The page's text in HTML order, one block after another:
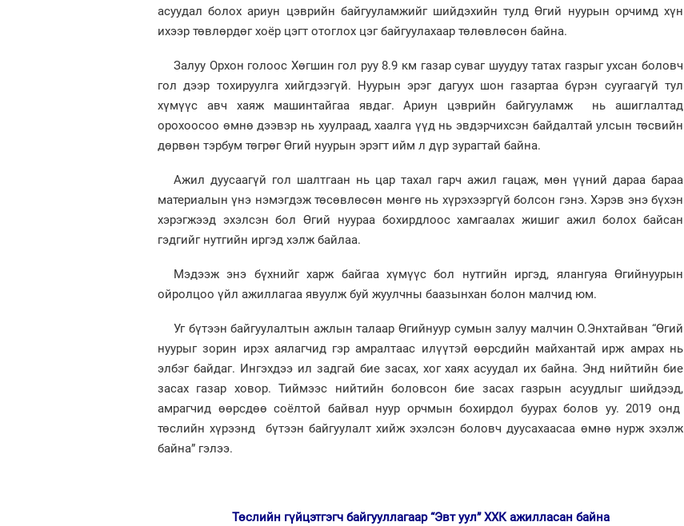
асуудал болох ариун цэврийн байгууламжийг шийдэхийн тулд Өгий нуурын орчимд хүн
ихээр төвлөрдөг хоёр цэгт отоглох цэг байгуулахаар төлөвлөсөн байна.
Залуу Орхон голоос Хөгшин гол руу 8.9 км газар суваг шуудуу татах газрыг ухсан боловч
гол дээр тохируулга хийгдээгүй. Нуурын эрэг дагуух шон газартаа бүрэн суугаагүй тул
хүмүүс авч хаяж машинтайгаа явдаг. Ариун цэврийн байгууламж нь ашиглалтад
орохоосоо өмнө дээвэр нь хуулраад, хаалга үүд нь эвдэрчихсэн байдалтай улсын төсвийн
дөрвөн тэрбум төгрөг Өгий нуурын эрэгт ийм л дүр зурагтай байна.
Ажил дуусаагүй гол шалтгаан нь цар тахал гарч ажил гацаж, мөн үүний дараа бараа
материалын үнэ нэмэгдэж төсөвлөсөн мөнгө нь хүрэхээргүй болсон гэнэ. Хэрэв энэ бүхэн
хэрэгжээд эхэлсэн бол Өгий нуураа бохирдлоос хамгаалах жишиг ажил болох байсан
гэдгийг нутгийн иргэд хэлж байлаа.
Мэдээж энэ бүхнийг харж байгаа хүмүүс бол нутгийн иргэд, ялангуяа Өгийнуурын
ойролцоо үйл ажиллагаа явуулж буй жуулчны баазынхан болон малчид юм.
Уг бүтээн байгуулалтын ажлын талаар Өгийнуур сумын залуу малчин О.Энхтайван “Өгий
нуурыг зорин ирэх аялагчид гэр амралтаас илүүтэй өөрсдийн майхантай ирж амрах нь
элбэг байдаг. Ингэхдээ ил задгай бие засах, хог хаях асуудал их байна. Энд нийтийн бие
засах газар ховор. Тиймээс нийтийн боловсон бие засах газрын асуудлыг шийдээд,
амрагчид өөрсдөө соёлтой байвал нуур орчмын бохирдол буурах болов уу. 2019 онд
төслийн хүрээнд бүтээн байгуулалт хийж эхэлсэн боловч дуусахаасаа өмнө нурж эхэлж
байна” гэлээ.
Төслийн гүйцэтгэгч байгууллагаар “Эвт уул” ХХК ажилласан байна